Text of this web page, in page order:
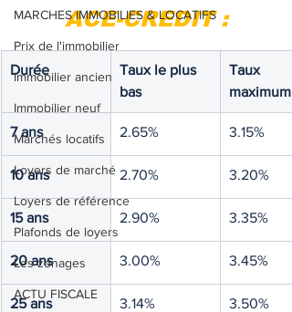
MARCHES IMMOBILIES & LOCATIFS
Prix de l'immobilier
Immobilier ancien
Immobilier neuf
Marchés locatifs
Loyers de marché
Loyers de référence
Plafonds de loyers
Les zonages
ACTU FISCALE
ACE-CREDIT :
Durée
Taux le plus
bas
Taux
maximum
7 ans 2.65% 3.15%
10 ans 2.70% 3.20%
15 ans 2.90% 3.35%
20 ans 3.00% 3.45%
25 ans 3.14% 3.50%